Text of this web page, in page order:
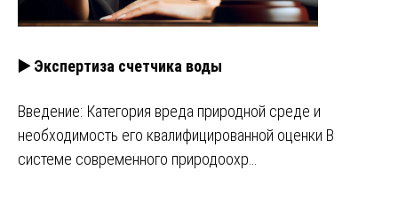
▶️ Экспертиза счетчика воды
Введение: Категория вреда природной среде и
необходимость его квалифицированной оценки В
системе современного природоохр…